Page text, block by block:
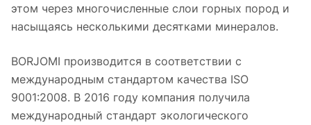
этом через многочисленные слои горных пород и
насыщаясь несколькими десятками минералов.
BORJOMI производится в соответствии с
международным стандартом качества ISO
9001:2008. В 2016 году компания получила
международный стандарт экологического